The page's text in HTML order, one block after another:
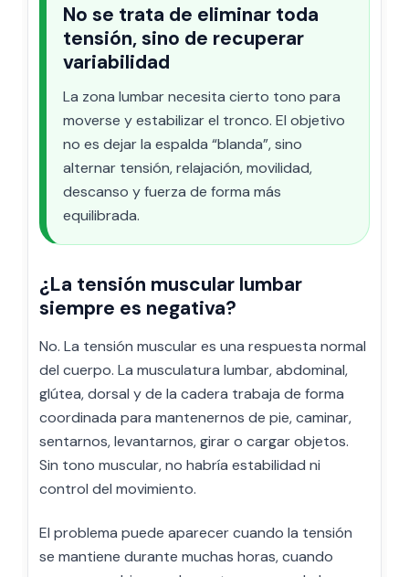
No se trata de eliminar toda
tensión, sino de recuperar
variabilidad
La zona lumbar necesita cierto tono para
moverse y estabilizar el tronco. El objetivo
no es dejar la espalda “blanda”, sino
alternar tensión, relajación, movilidad,
descanso y fuerza de forma más
equilibrada.
¿La tensión muscular lumbar
siempre es negativa?
No. La tensión muscular es una respuesta normal
del cuerpo. La musculatura lumbar, abdominal,
glútea, dorsal y de la cadera trabaja de forma
coordinada para mantenernos de pie, caminar,
sentarnos, levantarnos, girar o cargar objetos.
Sin tono muscular, no habría estabilidad ni
control del movimiento.
El problema puede aparecer cuando la tensión
se mantiene durante muchas horas, cuando